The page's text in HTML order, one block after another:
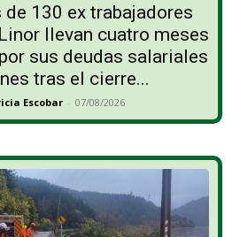
130 ex trabajadores
llevan cuatro meses
sus deudas salariales
tras el cierre...
Escobar - 07/08/2026